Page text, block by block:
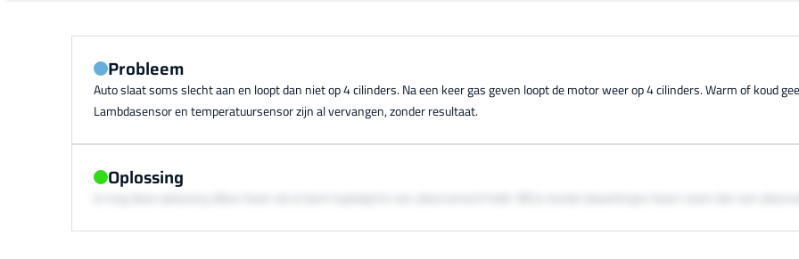
Probleem
Auto slaat soms slecht aan en loopt dan niet op 4 cilinders. Na een keer gas geven loopt de motor weer op 4 cilinders. Warm of koud
Lambdasensor en temperatuursensor zijn al vervangen, zonder resultaat.
Oplossing